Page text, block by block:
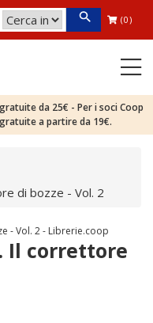
(0)
da 25€ - Per i soci Coop
a partire da 19€.
di bozze - Vol. 2
Il correttore